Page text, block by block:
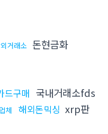
거래소 돈현금화
드구매 국내거래소fds
체 해외돈믹싱 xrp판